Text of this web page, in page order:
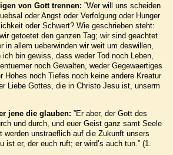
von Gott trennen: ”Wer will uns scheiden
oder Angst oder Verfolgung oder Hunger
oder Schwert? Wie geschrieben steht:
getoetet den ganzen Tag; wir sind geachtet
in allem ueberwinden wir weit um deswillen,
bin gewiss, dass weder Tod noch Leben,
noch Gewalten, weder Gegewaertiges
Hohes noch Tiefes noch keine andere Kreatur
Liebe Gottes, die in Christo Jesu ist, unserm
jene die glauben: ”Er aber, der Gott des
und durch, und euer Geist ganz samt Seele
werden unstraeflich auf die Zukunft unsers
ist er, der euch ruft; er wird’s auch tun.” (1.